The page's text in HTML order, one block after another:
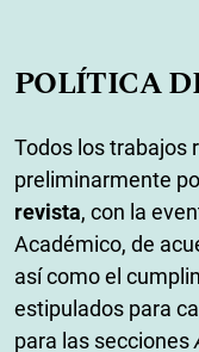
POLÍTICA
Todos los trabajos
preliminarmente
revista, con la
Académico, de
así como el
estipulados para
para las secciones